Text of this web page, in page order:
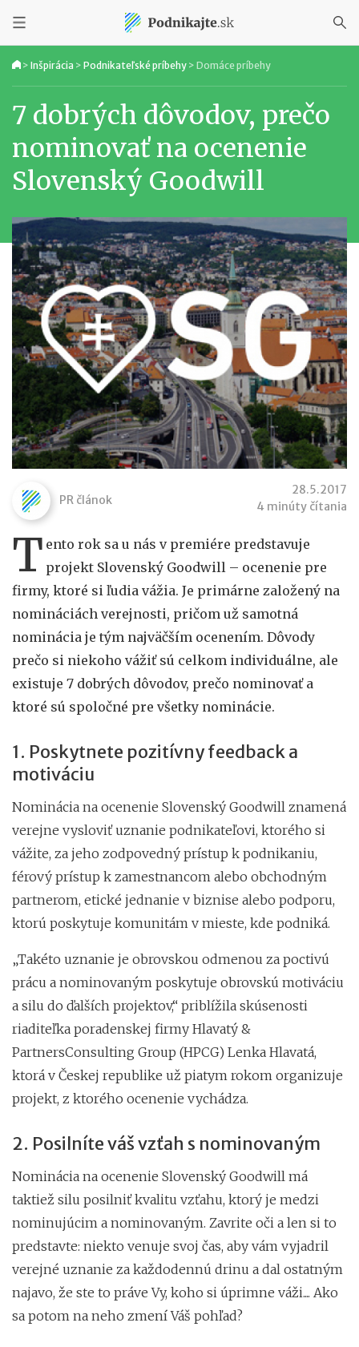
> Inšpirácia > Podnikateľské príbehy > Domáce príbehy
7 dobrých dôvodov, prečo
nominovať na ocenenie
Slovenský Goodwill
PR článok
28.5.2017
4 minúty čítania
T ento rok sa u nás v premiére predstavuje
projekt Slovenský Goodwill – ocenenie pre
firmy, ktoré si ľudia vážia. Je primárne založený na
nomináciách verejnosti, pričom už samotná
nominácia je tým najväčším ocenením. Dôvody
prečo si niekoho vážiť sú celkom individuálne, ale
existuje 7 dobrých dôvodov, prečo nominovať a
ktoré sú spoločné pre všetky nominácie.
1. Poskytnete pozitívny feedback a
motiváciu
Nominácia na ocenenie Slovenský Goodwill znamená
verejne vysloviť uznanie podnikateľovi, ktorého si
vážite, za jeho zodpovedný prístup k podnikaniu,
férový prístup k zamestnancom alebo obchodným
partnerom, etické jednanie v biznise alebo podporu,
ktorú poskytuje komunitám v mieste, kde podniká.
„Takéto uznanie je obrovskou odmenou za poctivú
prácu a nominovaným poskytuje obrovskú motiváciu
a silu do ďalších projektov,“ priblížila skúsenosti
riaditeľka poradenskej firmy Hlavatý &
PartnersConsulting Group (HPCG) Lenka Hlavatá,
ktorá v Českej republike už piatym rokom organizuje
projekt, z ktorého ocenenie vychádza.
2. Posilníte váš vzťah s nominovaným
Nominácia na ocenenie Slovenský Goodwill má
taktiež silu posilniť kvalitu vzťahu, ktorý je medzi
nominujúcim a nominovaným. Zavrite oči a len si to
predstavte: niekto venuje svoj čas, aby vám vyjadril
verejné uznanie za každodennú drinu a dal ostatným
najavo, že ste to práve Vy, koho si úprimne váži.... Ako
sa potom na neho zmení Váš pohľad?